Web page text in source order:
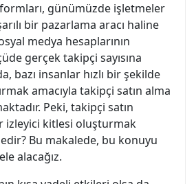
günümüzde işletmeler
bir pazarlama aracı haline
medya hesaplarının
gerçek takipçi sayısına
bazı insanlar hızlı bir şekilde
amacıyla takipçi satın alma
Peki, takipçi satın
izleyici kitlesi oluşturmak
Bu makalede, bu konuyu
alacağız.